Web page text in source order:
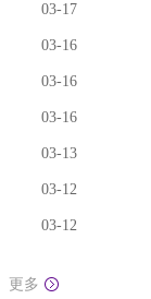
03-17
03-16
03-16
03-16
03-13
03-12
03-12
更多